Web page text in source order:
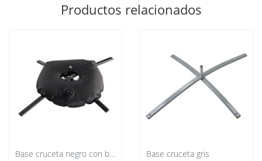
Productos relacionados
Base cruceta negro con bolsa de agua negro Base cruceta gris